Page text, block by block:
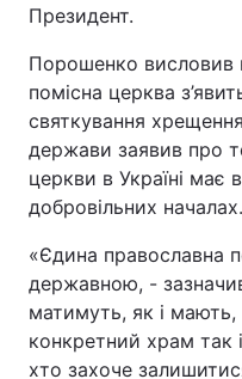
Президент.
Порошенко висловив
помісна церква
святкування
держави заявив про
церкви в Україні має
добровільних началах.
«Єдина православна
державною, -
матимуть, як і мають,
конкретний храм так
хто захоче